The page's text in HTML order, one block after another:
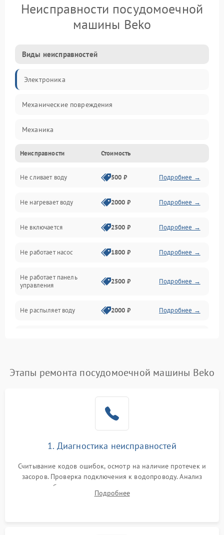
Неисправности посудомоечной
машины Beko
Виды неисправностей
Электроника
Механические повреждения
Механика
Управление
Электропитание
Датчики
Нагрев
Вода
Гигиена
Программное обеспечение
Неисправности Стоимость
Не сливает воду 500 ₽ Подробнее →
Не нагревает воду 2000 ₽ Подробнее →
Не включается 2500 ₽ Подробнее →
Не работает насос 1800 ₽ Подробнее →
Не работает панель
управления
2500 ₽ Подробнее →
Не распыляет воду 2000 ₽ Подробнее →
воды
1800 ₽ Подробнее →
Проблемы с
Этапы ремонта посудомоечной машины Beko
1. Диагностика неисправностей
Считывание кодов ошибок, осмотр на наличие протечек и
засоров. Проверка подключения к водопроводу. Анализ
жалоб на отсутствие слива, нагрева, вращения
разбрызгивателей или срабатывание системы защиты
Подробнее